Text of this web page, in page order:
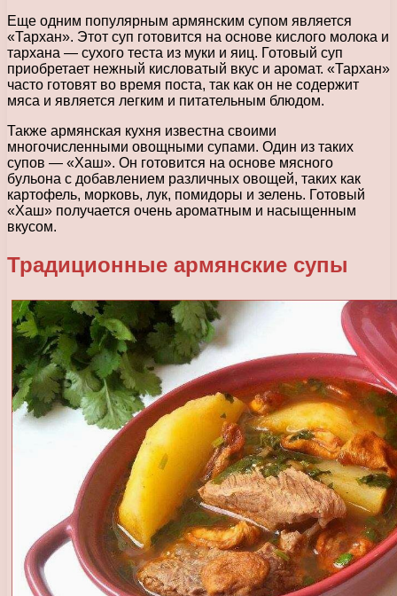
Еще одним популярным армянским супом является
«Тархан». Этот суп готовится на основе кислого молока и
тархана — сухого теста из муки и яиц. Готовый суп
приобретает нежный кисловатый вкус и аромат. «Тархан»
часто готовят во время поста, так как он не содержит
мяса и является легким и питательным блюдом.
Также армянская кухня известна своими
многочисленными овощными супами. Один из таких
супов — «Хаш». Он готовится на основе мясного
бульона с добавлением различных овощей, таких как
картофель, морковь, лук, помидоры и зелень. Готовый
«Хаш» получается очень ароматным и насыщенным
вкусом.
Традиционные армянские супы